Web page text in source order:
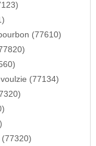
(77610)
(77134)